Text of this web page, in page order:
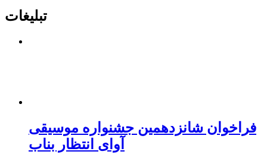
تبلیغات
فراخوان شانزدهمین جشنواره موسیقی
آوای انتظار بناب